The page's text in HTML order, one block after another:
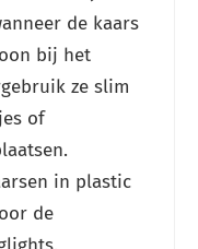
de kaars
bij het
ze slim
of
in plastic
de